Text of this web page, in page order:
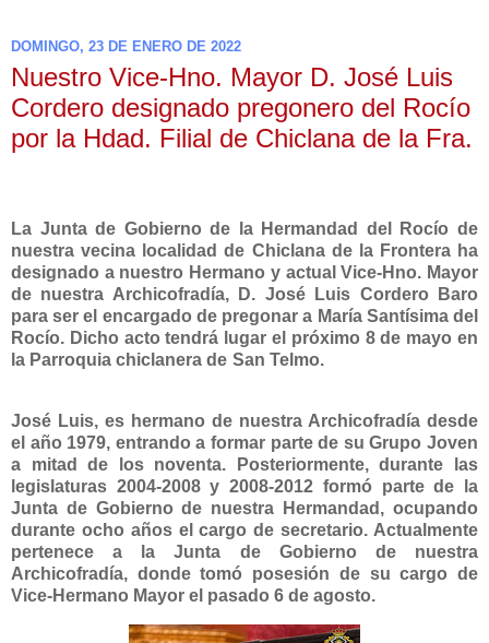
DOMINGO, 23 DE ENERO DE 2022
Nuestro Vice-Hno. Mayor D. José Luis
Cordero designado pregonero del Rocío
por la Hdad. Filial de Chiclana de la Fra.
La Junta de Gobierno de la Hermandad del Rocío de
nuestra vecina localidad de Chiclana de la Frontera ha
designado a nuestro Hermano y actual Vice-Hno. Mayor
de nuestra Archicofradía, D. José Luis Cordero Baro
para ser el encargado de pregonar a María Santísima del
Rocío. Dicho acto tendrá lugar el próximo 8 de mayo en
la Parroquia chiclanera de San Telmo.
José Luis, es hermano de nuestra Archicofradía desde
el año 1979, entrando a formar parte de su Grupo Joven
a mitad de los noventa. Posteriormente, durante las
legislaturas 2004-2008 y 2008-2012 formó parte de la
Junta de Gobierno de nuestra Hermandad, ocupando
durante ocho años el cargo de secretario. Actualmente
pertenece a la Junta de Gobierno de nuestra
Archicofradía, donde tomó posesión de su cargo de
Vice-Hermano Mayor el pasado 6 de agosto.